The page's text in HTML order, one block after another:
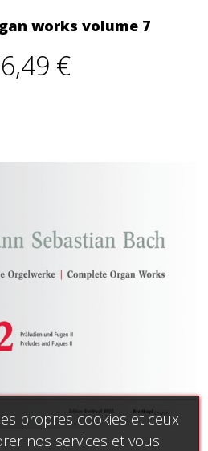
works volume 7
€
propres cookies et ceux
nos services et vous